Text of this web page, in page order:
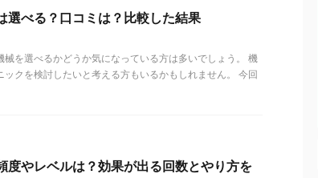
選べる？口コミは？比較した結果
を選べるかどうか気になっている方は多いでしょう。 機
クを検討したいと考える方もいるかもしれません。 今回
度やレベルは？効果が出る回数とやり方を